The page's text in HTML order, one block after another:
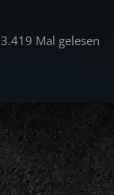
3.419 Mal gelesen